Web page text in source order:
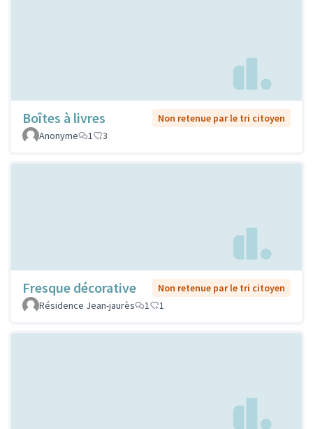
Boîtes à livres
Non retenue par le tri citoyen
Anonyme
1 3
Fresque décorative
Non retenue par le tri citoyen
Résidence Jean-jaurès
1 1